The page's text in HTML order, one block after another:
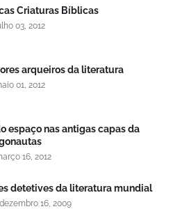
Criaturas Bíblicas
03, 2012
arqueiros da literatura
01, 2012
espaço nas antigas capas da
16, 2012
detetives da literatura mundial
16, 2009